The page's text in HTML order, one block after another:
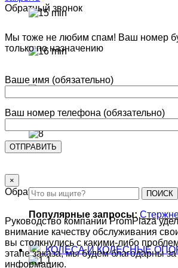
Паллетные весы
Динамометры электронные
Аккумуляторы для весовых кранов
ПОИСК
Популярные запросы:
КОЛЕСА И КОЛЕСНЫЕ
Обратный звонок
Мы тоже не любим спам! Ваш номер
только по назначению
Ваше имя (обязательно)
Ваш номер телефона (обязательно)
×
Обратиться к руководству
Руководство компании PromPlaza
внимание качеству обслуживания
вы столкнулись с какими-либо
этапе заказа, мы будем благодарны
информацию.